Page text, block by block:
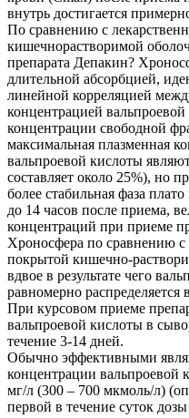
внутрь достигается
По сравнению c
кишечнорастворимой
препарата Депакин?
длительной абсорбцией,
линейной корреляцией
концентрацией
концентрации свободной
максимальная плазменная
вальпроевой кислоты
составляет около 25%), но
более стабильная фаза
до 14 часов после приема,
концентраций при приеме
Хроносфера по сравнению
покрытой кишечно-
вдвое в результате чего
равномерно распределяется
При курсовом приеме
вальпроевой кислоты в
течение 3-14 дней.
Обычно эффективными
концентрации вальпроевой
мг/л (300 – 700 мкмоль/л)
первой в течение суток